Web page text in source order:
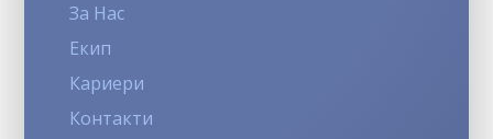
За Нас
Екип
Кариери
Контакти